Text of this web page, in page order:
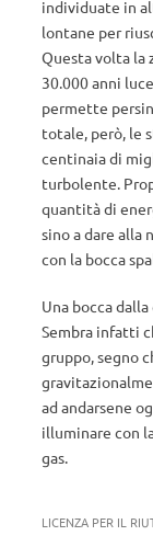
individuate in
lontane per
Questa volta la
30.000 anni
permette
totale, però, le
centinaia di
turbolente.
quantità di
sino a dare alla
con la bocca
Una bocca
Sembra infatti
gruppo, segno
ad andarsene
illuminare con
gas.
LICENZA PER IL